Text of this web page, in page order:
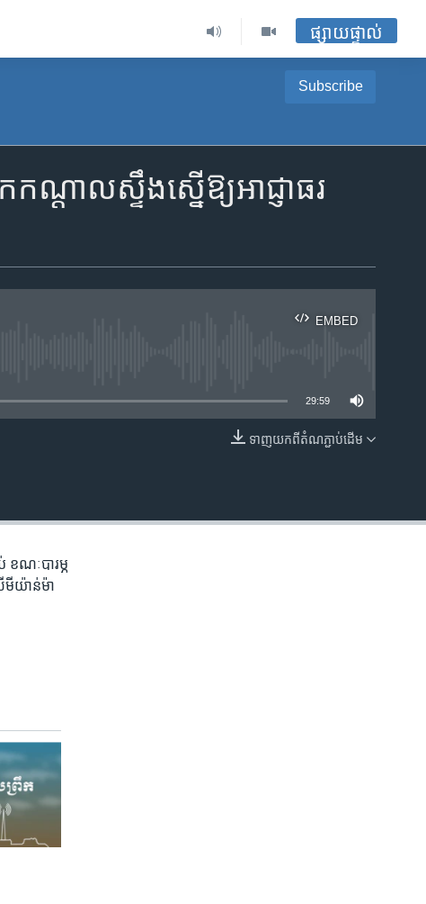
ផ្សាយផ្ទាល់
Subscribe
តាលស្ទឹង​​ស្នើ​ឱ្យ​អាជ្ញាធរ​
EMBED
EMBED
29:59
ទាញ​យក​ពី​តំណភ្ជាប់​ដើម
ខណៈ​បារម្ភ​
មីយ៉ាន់ម៉ា